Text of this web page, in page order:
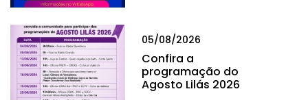
05/08/2026
Confira a
programação do
Agosto Lilás 2026